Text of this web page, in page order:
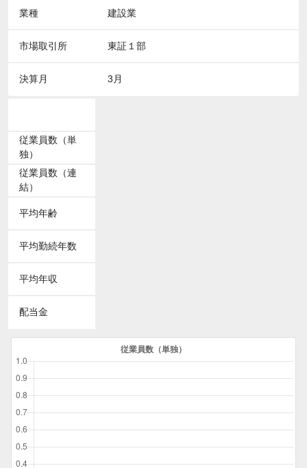
業種 建設業
市場取引所 東証１部
決算月 3月
従業員数（単
独）
従業員数（連
結）
平均年齢
平均勤続年数
平均年収
配当金